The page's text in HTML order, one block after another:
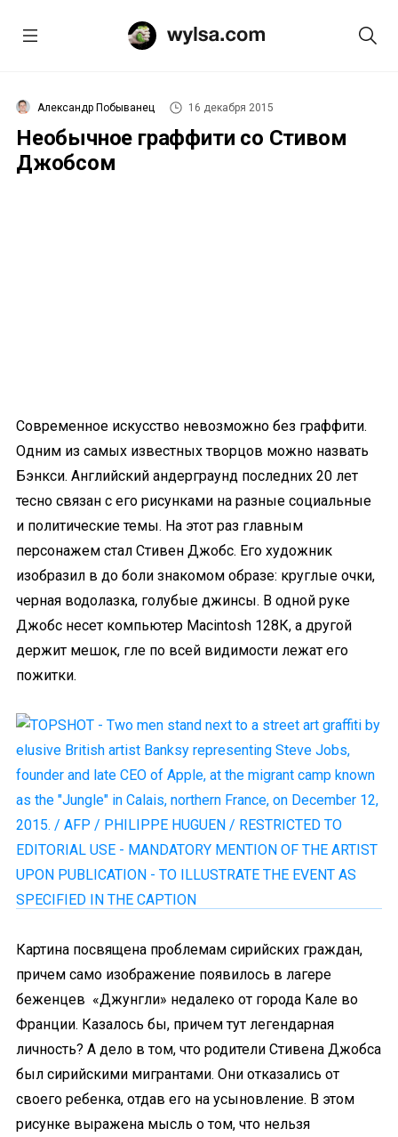
Александр Побыванец 16 декабря 2015
Необычное граффити со Стивом
Джобсом
Современное искусство невозможно без граффити.
Одним из самых известных творцов можно назвать
Бэнкси. Английский андерграунд последних 20 лет
тесно связан с его рисунками на разные социальные
и политические темы. На этот раз главным
персонажем стал Стивен Джобс. Его художник
изобразил в до боли знакомом образе: круглые очки,
черная водолазка, голубые джинсы. В одной руке
Джобс несет компьютер Macintosh 128К, а другой
держит мешок, гле по всей видимости лежат его
пожитки.
Картина посвящена проблемам сирийских граждан,
причем само изображение появилось в лагере
беженцев «Джунгли» недалеко от города Кале во
Франции. Казалось бы, причем тут легендарная
личность? А дело в том, что родители Стивена Джобса
был сирийскими мигрантами. Они отказались от
своего ребенка, отдав его на усыновление. В этом
рисунке выражена мысль о том, что нельзя